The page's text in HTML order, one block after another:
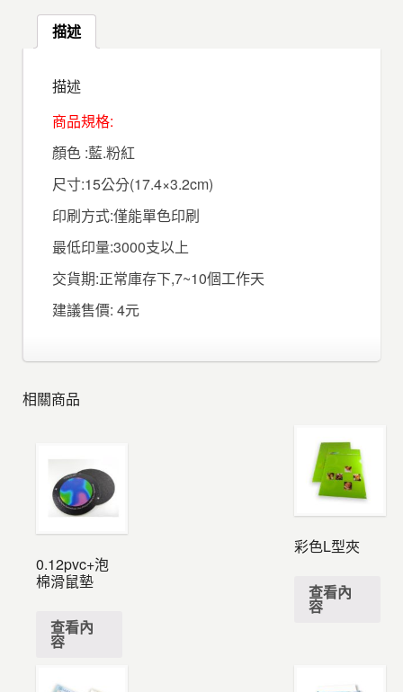
描述
描述
商品規格:
顏色 :藍.粉紅
尺寸:15公分(17.4×3.2cm)
印刷方式:僅能單色印刷
最低印量:3000支以上
交貨期:正常庫存下,7~10個工作天
建議售價: 4元
相關商品
0.12pvc+泡
棉滑鼠墊
查看內
容
彩色L型夾
查看內
容